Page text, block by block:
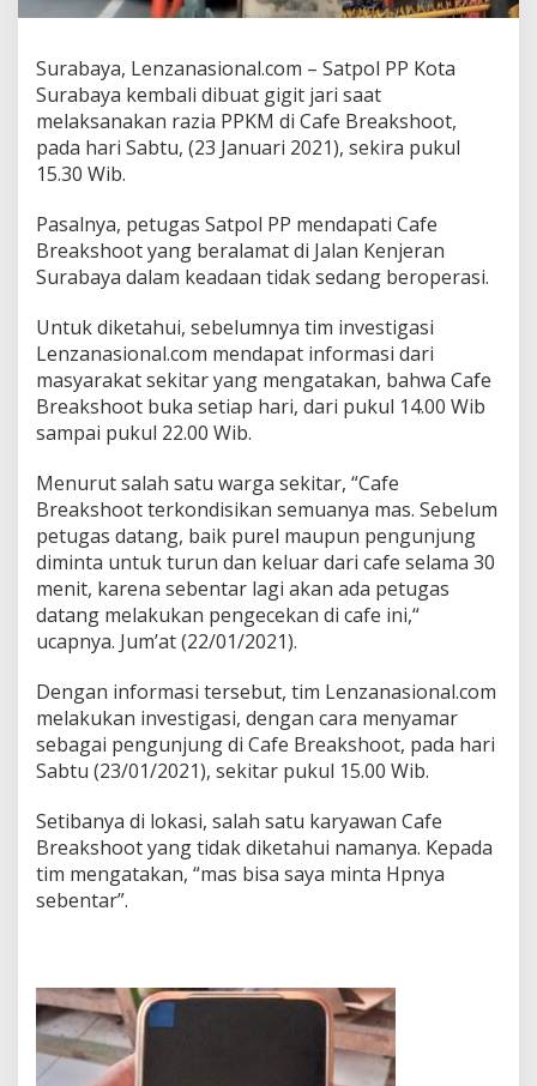
a
r
a
b
e
C
a
e
B
r
e
a
k
s
o
o
t
D
i
d
u
g
B
o
c
o
r
Surabaya, Lenzanasional.com – Satpol PP Kota
Surabaya kembali dibuat gigit jari saat
melaksanakan razia PPKM di Cafe Breakshoot,
pada hari Sabtu, (23 Januari 2021), sekira pukul
15.30 Wib.
Pasalnya, petugas Satpol PP mendapati Cafe
Breakshoot yang beralamat di Jalan Kenjeran
Surabaya dalam keadaan tidak sedang beroperasi.
Untuk diketahui, sebelumnya tim investigasi
Lenzanasional.com mendapat informasi dari
masyarakat sekitar yang mengatakan, bahwa Cafe
Breakshoot buka setiap hari, dari pukul 14.00 Wib
sampai pukul 22.00 Wib.
Menurut salah satu warga sekitar, “Cafe
Breakshoot terkondisikan semuanya mas. Sebelum
petugas datang, baik purel maupun pengunjung
diminta untuk turun dan keluar dari cafe selama 30
menit, karena sebentar lagi akan ada petugas
datang melakukan pengecekan di cafe ini,“
ucapnya. Jum’at (22/01/2021).
Dengan informasi tersebut, tim Lenzanasional.com
melakukan investigasi, dengan cara menyamar
sebagai pengunjung di Cafe Breakshoot, pada hari
Sabtu (23/01/2021), sekitar pukul 15.00 Wib.
Setibanya di lokasi, salah satu karyawan Cafe
Breakshoot yang tidak diketahui namanya. Kepada
tim mengatakan, “mas bisa saya minta Hpnya
sebentar”.